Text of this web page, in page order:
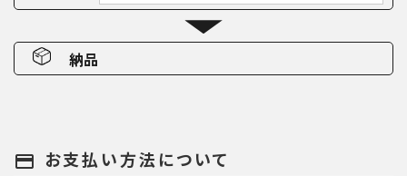
納品
payment お支払い方法について